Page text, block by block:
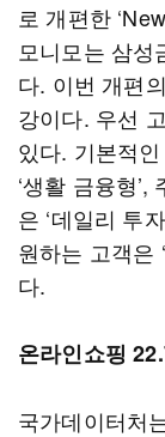
로 개편한
모니모는 삼
다. 이번 개편
강이다. 우선
있다. 기본적
‘생활 금융형
은 ‘데일리 투
원하는 고객은
다.
온라인쇼핑
국가데이터처